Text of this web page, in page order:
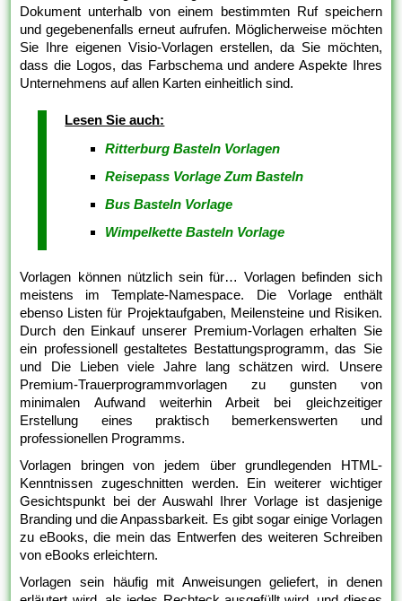
Dokument unterhalb von einem bestimmten Ruf speichern
und gegebenenfalls erneut aufrufen. Möglicherweise möchten
Sie Ihre eigenen Visio-Vorlagen erstellen, da Sie möchten,
dass die Logos, das Farbschema und andere Aspekte Ihres
Unternehmens auf allen Karten einheitlich sind.
Lesen Sie auch:
Ritterburg Basteln Vorlagen
Reisepass Vorlage Zum Basteln
Bus Basteln Vorlage
Wimpelkette Basteln Vorlage
Vorlagen können nützlich sein für… Vorlagen befinden sich
meistens im Template-Namespace. Die Vorlage enthält
ebenso Listen für Projektaufgaben, Meilensteine und Risiken.
Durch den Einkauf unserer Premium-Vorlagen erhalten Sie
ein professionell gestaltetes Bestattungsprogramm, das Sie
und Die Lieben viele Jahre lang schätzen wird. Unsere
Premium-Trauerprogrammvorlagen zu gunsten von
minimalen Aufwand weiterhin Arbeit bei gleichzeitiger
Erstellung eines praktisch bemerkenswerten und
professionellen Programms.
Vorlagen bringen von jedem über grundlegenden HTML-
Kenntnissen zugeschnitten werden. Ein weiterer wichtiger
Gesichtspunkt bei der Auswahl Ihrer Vorlage ist dasjenige
Branding und die Anpassbarkeit. Es gibt sogar einige Vorlagen
zu eBooks, die mein das Entwerfen des weiteren Schreiben
von eBooks erleichtern.
Vorlagen sein häufig mit Anweisungen geliefert, in denen